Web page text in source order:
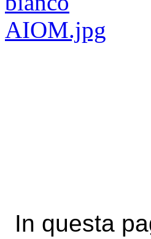
In questa